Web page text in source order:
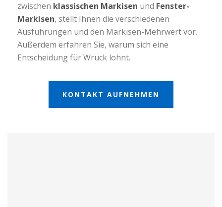
zwischen klassischen Markisen und Fenster-
Markisen, stellt Ihnen die verschiedenen
Ausführungen und den Markisen-Mehrwert vor.
Außerdem erfahren Sie, warum sich eine
Entscheidung für Wruck lohnt.
KONTAKT AUFNEHMEN